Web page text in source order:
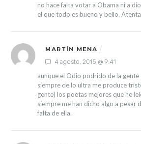
no hace falta votar a Obama ni a
el que todo es bueno y bello.
MARTÍN MENA
4 agosto, 2015 @ 9:41
aunque el Odio podrido de la gente
siempre de lo ultra me produce
gente) los poetas mejores que he
siempre me han dicho algo a pesar
falta de ella.